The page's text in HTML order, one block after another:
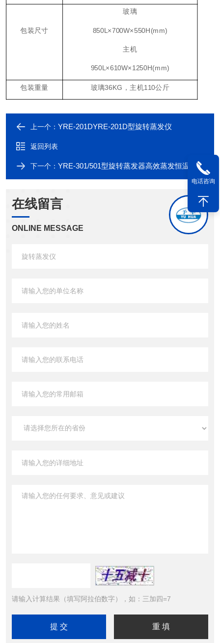
包装尺寸
玻璃
850L×700W×550H(mm)
主机
950L×610W×1250H(mm)
包装重量 玻璃36KG，主机110公斤
上一个： YRE-201DYRE-201D型旋转蒸发仪
返回列表
下一个： YRE-301/501型旋转蒸发器高效蒸发恒温加热
在线留言
ONLINE MESSAGE
请输入计算结果（填写阿拉伯数字），如：三加四=7
电话咨询